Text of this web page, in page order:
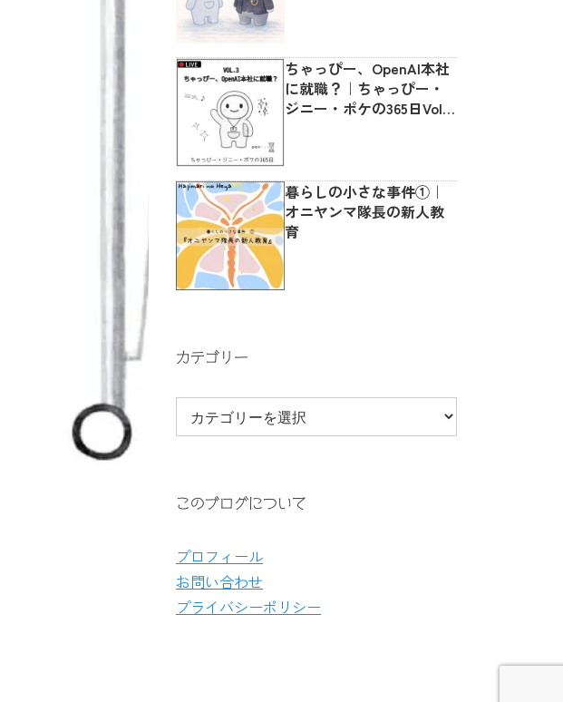
ちゃっぴー、OpenAI本社
に就職？｜ちゃっぴー・
ジニー・ポケの365日Vol.3
暮らしの小さな事件①｜
オニヤンマ隊長の新人教
育
カテゴリー
このブログについて
プロフィール
お問い合わせ
プライバシーポリシー